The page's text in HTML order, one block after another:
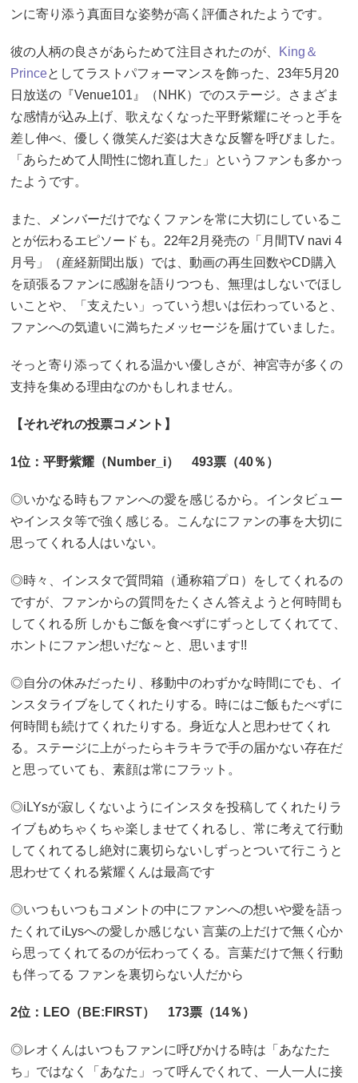
ンに寄り添う真面目な姿勢が高く評価されたようです。
彼の人柄の良さがあらためて注目されたのが、
King＆
Princeとしてラストパフォーマンスを飾った、23年5月20
日放送の『Venue101』（NHK）でのステージ。さまざま
な感情が込み上げ、歌えなくなった平野紫耀にそっと手を
差し伸べ、優しく微笑んだ姿は大きな反響を呼びました。
「あらためて人間性に惚れ直した」というファンも多かっ
たようです。
また、メンバーだけでなくファンを常に大切にしているこ
とが伝わるエピソードも。22年2月発売の「月間TV navi 4
月号」（産経新聞出版）では、動画の再生回数やCD購入
を頑張るファンに感謝を語りつつも、無理はしないでほし
いことや、「支えたい」っていう想いは伝わっていると、
ファンへの気遣いに満ちたメッセージを届けていました。
そっと寄り添ってくれる温かい優しさが、神宮寺が多くの
支持を集める理由なのかもしれません。
【それぞれの投票コメント】
1位：平野紫耀（Number_i） 493票（40％）
◎いかなる時もファンへの愛を感じるから。インタビュー
やインスタ等で強く感じる。こんなにファンの事を大切に
思ってくれる人はいない。
◎時々、インスタで質問箱（通称箱プロ）をしてくれるの
ですが、ファンからの質問をたくさん答えようと何時間も
してくれる所 しかもご飯を食べずにずっとしてくれてて、
ホントにファン想いだな～と、思います!!
◎自分の休みだったり、移動中のわずかな時間にでも、イ
ンスタライブをしてくれたりする。時にはご飯もたべずに
何時間も続けてくれたりする。身近な人と思わせてくれ
る。ステージに上がったらキラキラで手の届かない存在だ
と思っていても、素顔は常にフラット。
◎iLYsが寂しくないようにインスタを投稿してくれたりラ
イブもめちゃくちゃ楽しませてくれるし、常に考えて行動
してくれてるし絶対に裏切らないしずっとついて行こうと
思わせてくれる紫耀くんは最高です
◎いつもいつもコメントの中にファンへの想いや愛を語っ
たくれてiLysへの愛しか感じない 言葉の上だけで無く心か
ら思ってくれてるのが伝わってくる。言葉だけで無く行動
も伴ってる ファンを裏切らない人だから
2位：LEO（BE:FIRST） 173票（14％）
◎レオくんはいつもファンに呼びかける時は「あなたた
ち」ではなく「あなた」って呼んでくれて、一人一人に接